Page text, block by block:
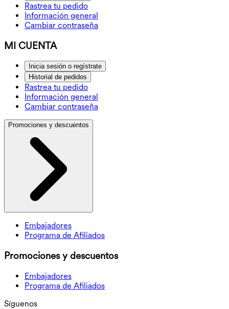
Rastrea tu pedido
Información general
Cambiar contraseña
MI CUENTA
Inicia sesión o regístrate
Historial de pedidos
Rastrea tu pedido
Información general
Cambiar contraseña
Promociones y descuentos
Embajadores
Programa de Afiliados
Promociones y descuentos
Embajadores
Programa de Afiliados
Síguenos